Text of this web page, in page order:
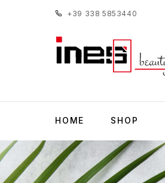
+39 338 5853440
HOME SHOP